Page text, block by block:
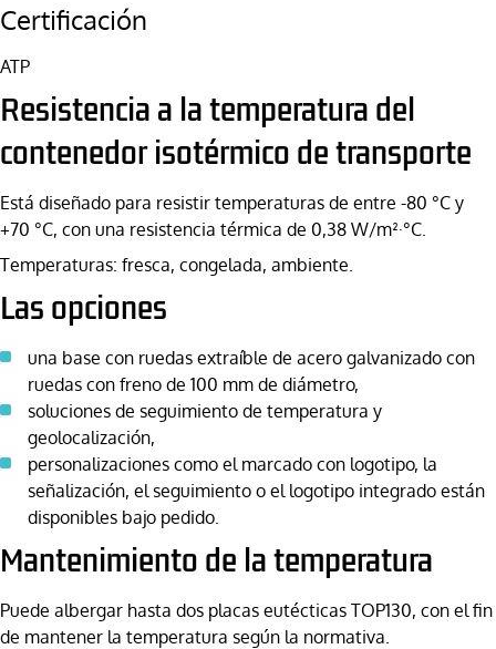
Certificación
ATP
Resistencia a la temperatura del
contenedor isotérmico de transporte
Está diseñado para resistir temperaturas de entre -80 °C y
+70 °C, con una resistencia térmica de 0,38 W/m²·°C.
Temperaturas: fresca, congelada, ambiente.
Las opciones
una base con ruedas extraíble de acero galvanizado con
ruedas con freno de 100 mm de diámetro,
soluciones de seguimiento de temperatura y
geolocalización,
personalizaciones como el marcado con logotipo, la
señalización, el seguimiento o el logotipo integrado están
disponibles bajo pedido.
Mantenimiento de la temperatura
Puede albergar hasta dos placas eutécticas TOP130, con el fin
de mantener la temperatura según la normativa.